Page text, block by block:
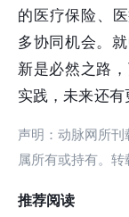
的医疗保险、
多协同机会。
新是必然之路
实践，未来还有
声明：动脉网所
属所有或持有。
推荐阅读